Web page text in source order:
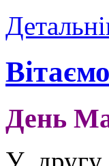
День